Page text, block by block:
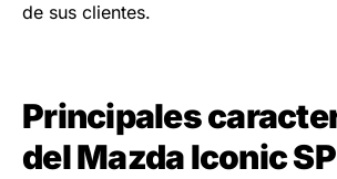
de sus clientes.
Principales
del Mazda Iconic SP